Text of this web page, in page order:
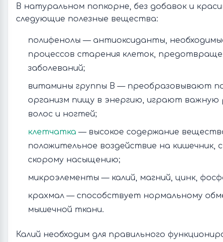
В натуральном попкорне, без добавок и
следующие полезные вещества:
полифенолы — антиоксиданты,
процессов старения клеток,
заболеваний;
витамины группы В — преобразовывают
организм пищу в энергию, играют важную
волос и ногтей;
клетчатка— высокое содержание
положительное воздействие на кишечник,
скорому насыщению;
микроэлементы — калий, магний, цинк,
крахмал — способствует нормальному
мышечной ткани.
Калий необходим для правильного